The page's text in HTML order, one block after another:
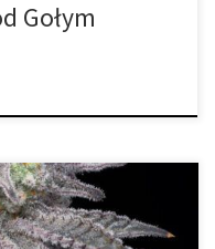
Gołym
jest jednym z filarów